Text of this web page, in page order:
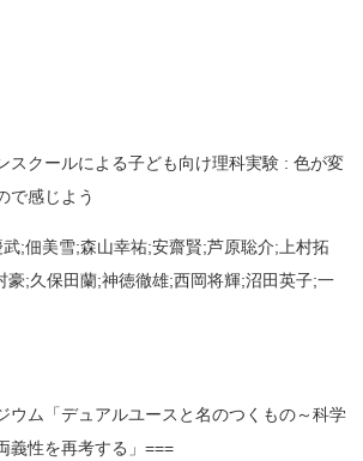
スクールによる子ども向け理科実験 : 色が変
で感じよう
;佃美雪;森山幸祐;安齋賢;芦原聡介;上村拓
豪;久保田蘭;神徳徹雄;西岡将輝;沼田英子;一
ウム「デュアルユースと名のつくもの～科学
義性を再考する」===